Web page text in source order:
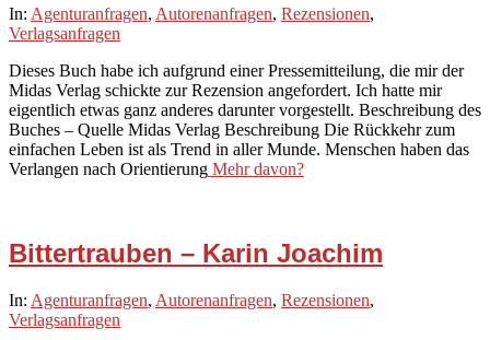
2020-
08-
In: Agenturanfragen, Autorenanfragen, Rezensionen,
Verlagsanfragen
Dieses Buch habe ich aufgrund einer Pressemitteilung, die mir der
Midas Verlag schickte zur Rezension angefordert. Ich hatte mir
eigentlich etwas ganz anderes darunter vorgestellt. Beschreibung des
Buches – Quelle Midas Verlag Beschreibung Die Rückkehr zum
einfachen Leben ist als Trend in aller Munde. Menschen haben das
Verlangen nach Orientierung Mehr davon?
Bittertrauben – Karin Joachim
2020-
08-
In: Agenturanfragen, Autorenanfragen, Rezensionen,
Verlagsanfragen